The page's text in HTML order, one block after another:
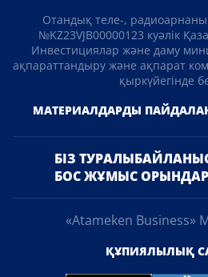
Отандық теле-,
№KZ23VJB00000123 куәлік
Инвестициялар және даму
ақпараттандыру және ақпарат
қыркүйегінде
МАТЕРИАЛДАРДЫ
БІЗ ТУРАЛЫ
БОС ЖҰМЫС
«Atameken Business»
ҚҰПИЯЛЫЛЫҚ